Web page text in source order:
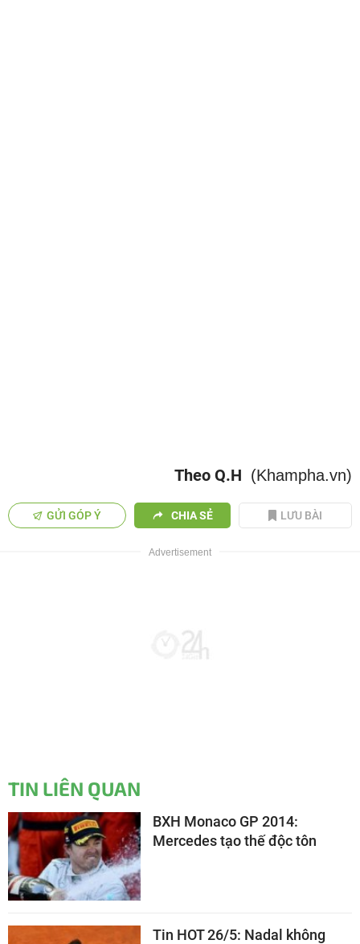
Theo Q.H (Khampha.vn)
GỬI GÓP Ý CHIA SẺ LƯU BÀI
TIN LIÊN QUAN
BXH Monaco GP 2014:
Mercedes tạo thế độc tôn
Tin HOT 26/5: Nadal không